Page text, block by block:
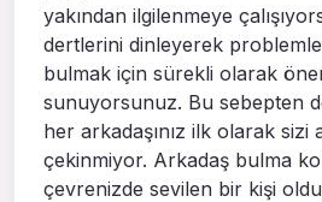
yakından ilgilenmeye
dertlerini dinleyerek
bulmak için sürekli olarak
sunuyorsunuz. Bu sebepten
her arkadaşınız ilk olarak sizi
çekinmiyor. Arkadaş bulma
çevrenizde sevilen bir kişi